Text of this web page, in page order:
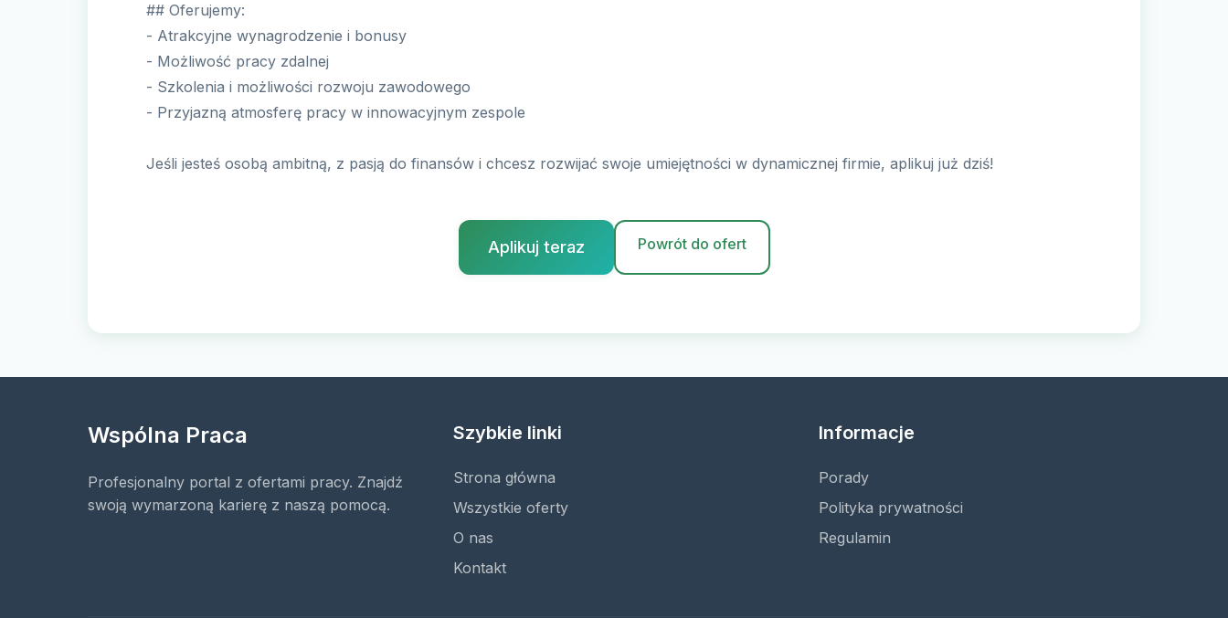
## Oferujemy:
- Atrakcyjne wynagrodzenie i bonusy
- Możliwość pracy zdalnej
- Szkolenia i możliwości rozwoju zawodowego
- Przyjazną atmosferę pracy w innowacyjnym zespole
Jeśli jesteś osobą ambitną, z pasją do finansów i chcesz rozwijać swoje umiejętności w dynamicznej firmie, aplikuj już dziś!
Aplikuj teraz Powrót do ofert
Wspólna Praca
Profesjonalny portal z ofertami pracy. Znajdź
swoją wymarzoną karierę z naszą pomocą.
Szybkie linki
Strona główna
Wszystkie oferty
O nas
Kontakt
Informacje
Porady
Polityka prywatności
Regulamin